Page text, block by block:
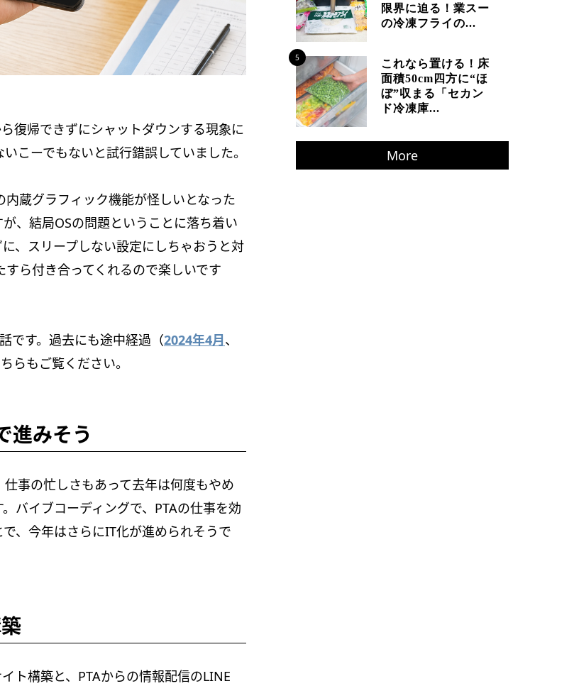
復帰できずにシャットダウンする現象に
こーでもないと試行錯誤していました。
蔵グラフィック機能が怪しいとなった
、結局OSの問題ということに落ち着い
、スリープしない設定にしちゃおうと対
ら付き合ってくれるので楽しいです
です。過去にも途中経過（2024年4月、
らもご覧ください。
進みそう
事の忙しさもあって去年は何度もやめ
バイブコーディングで、PTAの仕事を効
、今年はさらにIT化が進められそうで
ト構築と、PTAからの情報配信のLINE
限界に迫る！業スー
の冷凍フライの...
5
これなら置ける！床
面積50cm四方に“ほ
ぼ”収まる「セカン
ド冷凍庫...
More